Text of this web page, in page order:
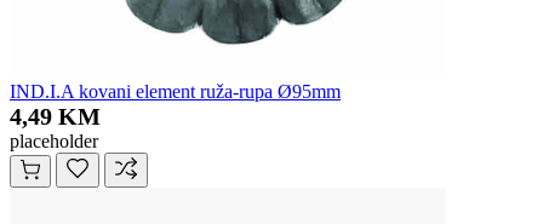
IND.I.A kovani element ruža-rupa Ø95mm
4,49 KM
placeholder